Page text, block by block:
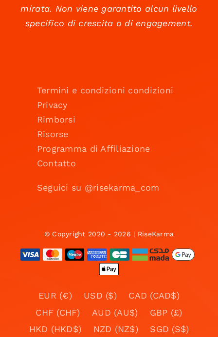
mirata. Non viene garantito alcun livello
specifico di crescita o di engagement.
Termini e condizioni condizioni
Privacy
Rimborsi
Risorse
Programma di Affiliazione
Contatto
Seguici su @risekarma_com
© Copyright 2020 - 2026 | RiseKarma
EUR (€) USD ($)
CAD (CAD$)
CHF (CHF)
AUD (AU$)
GBP (£)
HKD (HKD$)
NZD (NZ$)
SGD (S$)